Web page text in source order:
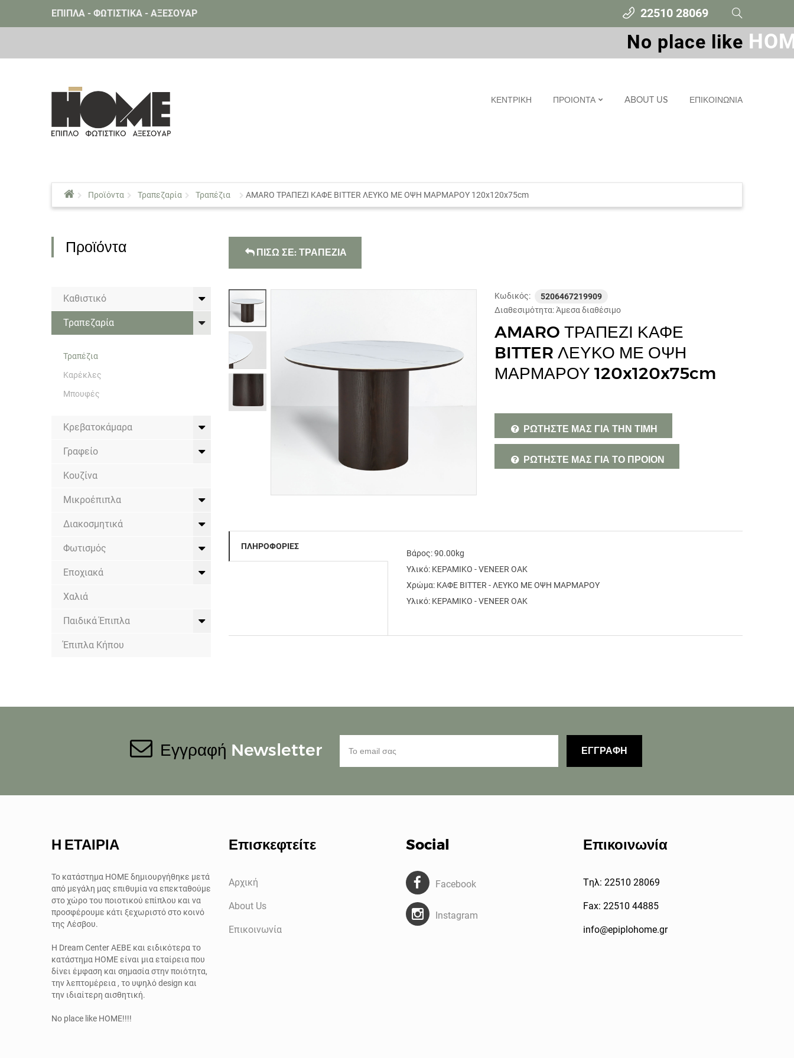
ΕΠΙΠΛΑ - ΦΩΤΙΣΤΙΚΑ - ΑΞΕΣΟΥΑΡ 22510 28069
Νο place likeHOME
ΚΕΝΤΡΙΚΗ ΠΡΟΙΟΝΤΑ
ΤΡΑΠΕΖΑΡΙΑ
ΚΡΕΒΑΤΟΚΑΜΑΡΑ
ΜΙΚΡΟΕΠΙΠΛΑ
ΔΙΑΚΟΣΜΗΤΙΚΑ
ΦΩΤΙΣΜΟΣ
ΠΑΙΔΙΚΑ ΕΠΙΠΛΑ
ABOUT US ΕΠΙΚΟΙΝΩΝΙΑ
Προϊόντα Τραπεζαρία Τραπέζια AMARO ΤΡΑΠΕΖΙ ΚΑΦΕ BITTER ΛΕΥΚΟ ΜΕ ΟΨΗ ΜΑΡΜΑΡΟΥ 120x120x75cm
Προϊόντα
Καθιστικό
Τραπεζαρία
Τραπέζια
Καρέκλες
Μπουφές
Κρεβατοκάμαρα
Γραφείο
Κουζίνα
Μικροέπιπλα
Διακοσμητικά
Φωτισμός
Εποχιακά
Χαλιά
Παιδικά Έπιπλα
Έπιπλα Κήπου
ΠΙΣΩ ΣΕ: ΤΡΑΠΕΖΙΑ
Κωδικός:
5206467219909
Διαθεσιμότητα:Άμεσα διαθέσιμο
AMARO ΤΡΑΠΕΖΙ ΚΑΦΕ
BITTER ΛΕΥΚΟ ΜΕ ΟΨΗ
ΜΑΡΜΑΡΟΥ 120x120x75cm
ΡΩΤΗΣΤΕ ΜΑΣ ΓΙΑ ΤΗΝ ΤΙΜΗ
ΡΩΤΗΣΤΕ ΜΑΣ ΓΙΑ ΤΟ ΠΡΟΙΟΝ
ΠΛΗΡΟΦΟΡΙΕΣ
Βάρος: 90.00kg
Υλικό: ΚΕΡΑΜΙΚΟ - VENEER OAK
Χρώμα: ΚΑΦΕ BITTER - ΛΕΥΚΟ ΜΕ ΟΨΗ ΜΑΡΜΑΡΟΥ
Υλικό: ΚΕΡΑΜΙΚΟ - VENEER OAK
Εγγραφή Newsletter ΕΓΓΡΑΦΗ
Η ΕΤΑΙΡΙΑ
Το κατάστημα ΗΟΜΕ δημιουργήθηκε μετά
από μεγάλη μας επιθυμία να επεκταθούμε
στο χώρο του ποιοτικού επίπλου και να
προσφέρουμε κάτι ξεχωριστό στο κοινό
της Λέσβου.
Η Dream Center AEBE και ειδικότερα το
κατάστημα ΗΟΜΕείναι μια εταίρεια που
δίνει έμφαση και σημασία στην ποιότητα,
την λεπτομέρεια , το υψηλόdesign και
την ιδιαίτερη αισθητική.
No place like HOME!!!!
Επισκεφτείτε
Αρχική
About Us
Επικοινωνία
Social
Facebook
Instagram
Επικοινωνία
Tηλ: 22510 28069
Fax: 22510 44885
info@epiplohome.gr